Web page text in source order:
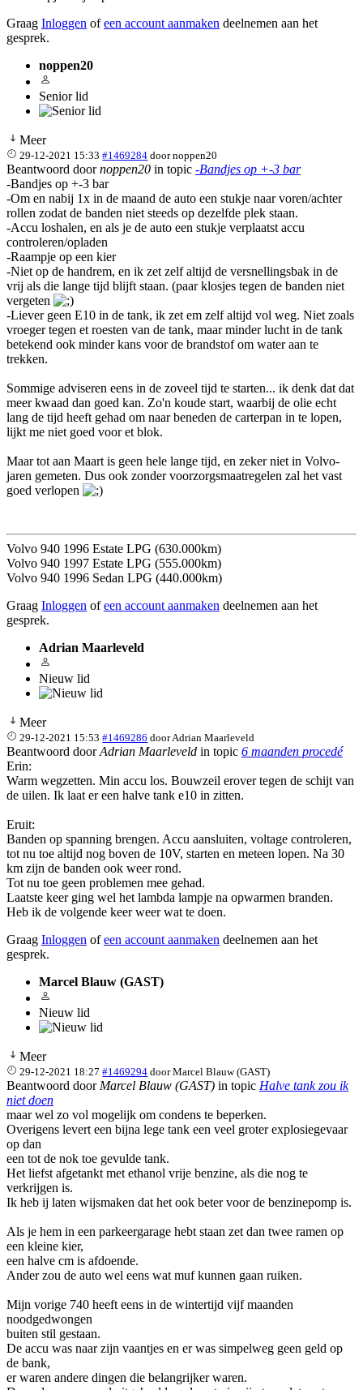
Graag Inloggen ofeen account aanmaken deelnemen aan het
gesprek.
noppen20
Senior lid
Meer
29-12-2021 15:33 #1469284 doornoppen20
Beantwoord doornoppen20 in topic -Bandjes op +-3 bar
-Bandjes op +-3 bar
-Om en nabij 1x in de maand de auto een stukje naar voren/achter
rollen zodat de banden niet steeds op dezelfde plek staan.
-Accu loshalen, en als je de auto een stukje verplaatst accu
controleren/opladen
-Raampje op een kier
-Niet op de handrem, en ik zet zelf altijd de versnellingsbak in de
vrij als die lange tijd blijft staan. (paar klosjes tegen de banden niet
vergeten
-Liever geen E10 in de tank, ik zet em zelf altijd vol weg. Niet zoals
vroeger tegen et roesten van de tank, maar minder lucht in de tank
betekend ook minder kans voor de brandstof om water aan te
trekken.
Sommige adviseren eens in de zoveel tijd te starten... ik denk dat dat
meer kwaad dan goed kan. Zo'n koude start, waarbij de olie echt
lang de tijd heeft gehad om naar beneden de carterpan in te lopen,
lijkt me niet goed voor et blok.
Maar tot aan Maart is geen hele lange tijd, en zeker niet in Volvo-
jaren gemeten. Dus ook zonder voorzorgsmaatregelen zal het vast
goed verlopen
Volvo 940 1996 Estate LPG (630.000km)
Volvo 940 1997 Estate LPG (555.000km)
Volvo 940 1996 Sedan LPG (440.000km)
Graag Inloggen ofeen account aanmaken deelnemen aan het
gesprek.
Adrian Maarleveld
Nieuw lid
Meer
29-12-2021 15:53 #1469286 doorAdrian Maarleveld
Beantwoord doorAdrian Maarleveld in topic 6 maanden procedé
Erin:
Warm wegzetten. Min accu los. Bouwzeil erover tegen de schijt van
de uilen. Ik laat er een halve tank e10 in zitten.
Eruit:
Banden op spanning brengen. Accu aansluiten, voltage controleren,
tot nu toe altijd nog boven de 10V, starten en meteen lopen. Na 30
km zijn de banden ook weer rond.
Tot nu toe geen problemen mee gehad.
Laatste keer ging wel het lambda lampje na opwarmen branden.
Heb ik de volgende keer weer wat te doen.
Graag Inloggen ofeen account aanmaken deelnemen aan het
gesprek.
Marcel Blauw (GAST)
Nieuw lid
Meer
29-12-2021 18:27 #1469294 doorMarcel Blauw (GAST)
Beantwoord door Marcel Blauw (GAST) in topic Halve tank zou ik
niet doen
maar wel zo vol mogelijk om condens te beperken.
Overigens levert een bijna lege tank een veel groter explosiegevaar
op dan
een tot de nok toe gevulde tank.
Het liefst afgetankt met ethanol vrije benzine, als die nog te
verkrijgen is.
Ik heb ij laten wijsmaken dat het ook beter voor de benzinepomp is.
Als je hem in een parkeergarage hebt staan zet dan twee ramen op
een kleine kier,
een halve cm is afdoende.
Ander zou de auto wel eens wat muf kunnen gaan ruiken.
Mijn vorige 740 heeft eens in de wintertijd vijf maanden
noodgedwongen
buiten stil gestaan.
De accu was naar zijn vaantjes en er was simpelweg geen geld op
de bank,
er waren andere dingen die belangrijker waren.